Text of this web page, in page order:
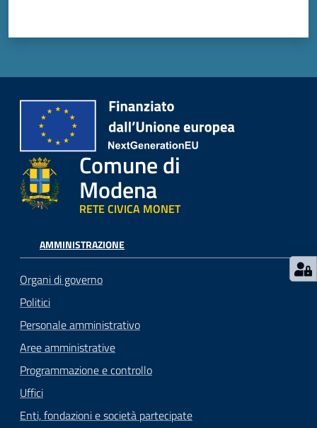
Comune di
Modena
RETE CIVICA MONET
AMMINISTRAZIONE
Organi di governo
Politici
Personale amministrativo
Aree amministrative
Programmazione e controllo
Uffici
Enti, fondazioni e società partecipate